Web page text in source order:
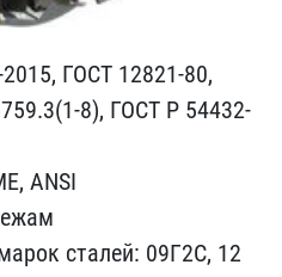
ГОСТ 12821-80,
​8), ГОСТ Р 54432-
A​NSI
сталей: 09Г2С, 12​